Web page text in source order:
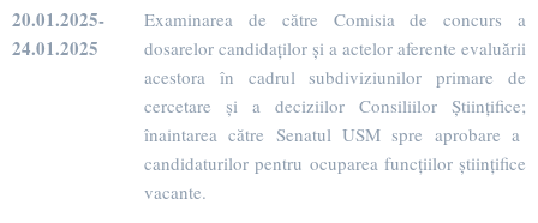
20.01.2025-
24.01.2025
Examinarea de către Comisia de concurs a
dosarelor candidaților și a actelor aferente evaluării
acestora în cadrul subdiviziunilor primare de
cercetare și a deciziilor Consiliilor Științifice;
înaintarea către Senatul USM spre aprobare a
candidaturilor pentru ocuparea funcțiilor științifice
vacante.